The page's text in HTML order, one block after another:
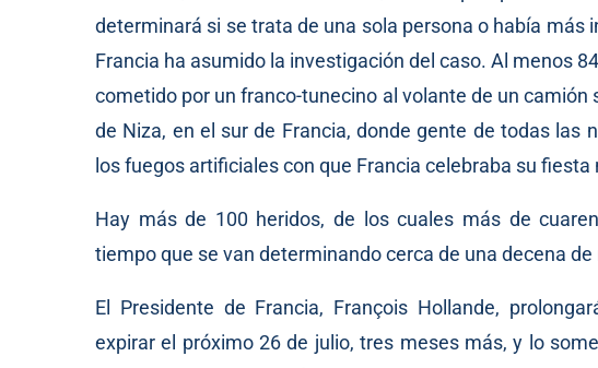
determinará si se trata de una sola persona o había más
Francia ha asumido la investigación del caso. Al menos
cometido por un franco-tunecino al volante de un
de Niza, en el sur de Francia, donde gente de todas las
los fuegos artificiales con que Francia celebraba su fiesta
Hay más de 100 heridos, de los cuales más de
tiempo que se van determinando cerca de una decena
El Presidente de Francia, François Hollande,
expirar el próximo 26 de julio, tres meses más, y lo